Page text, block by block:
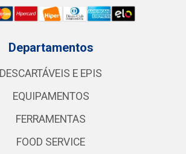
Departamentos
DESCARTÁVEIS E EPIS
EQUIPAMENTOS
FERRAMENTAS
FOOD SERVICE